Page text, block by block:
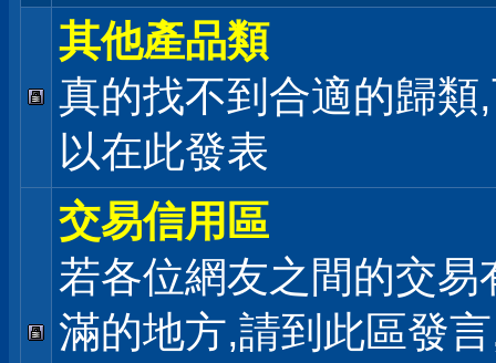
其他產品類
真的找不到合適的歸類
以在此發表
交易信用區
若各位網友之間的交易
滿的地方,請到此區發